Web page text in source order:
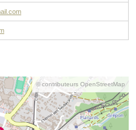
© contributeurs OpenStreetMap